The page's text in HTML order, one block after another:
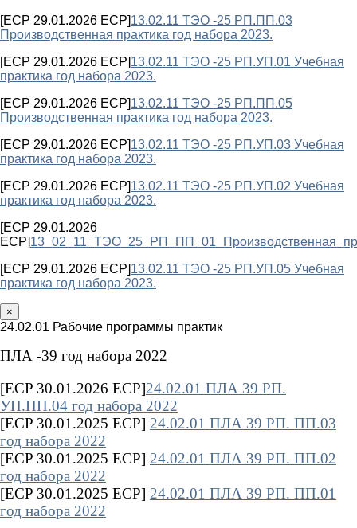
[ECP 29.01.2026 ECP]13.02.11 ТЭО -25 РП.ПП.03
Производственная практика год набора 2023.
[ECP 29.01.2026 ECP]13.02.11 ТЭО -25 РП.УП.01 Учебная
практика год набора 2023.
[ECP 29.01.2026 ECP]13.02.11 ТЭО -25 РП.ПП.05
Производственная практика год набора 2023.
[ECP 29.01.2026 ECP]13.02.11 ТЭО -25 РП.УП.03 Учебная
практика год набора 2023.
[ECP 29.01.2026 ECP]13.02.11 ТЭО -25 РП.УП.02 Учебная
практика год набора 2023.
[ECP 29.01.2026
ECP]
[ECP 29.01.2026 ECP]13.02.11 ТЭО -25 РП.УП.05 Учебная
практика год набора 2023.
×
24.02.01 Рабочие программы практик
ПЛА -39 год набора 2022
[ECP 30.01.2026 ECP]24.02.01 ПЛА 39 РП.
УП.ПП.04 год набора 2022
[ECP 30.01.2025 ECP] 24.02.01 ПЛА 39 РП. ПП.03
год набора 2022
[ECP 30.01.2025 ECP] 24.02.01 ПЛА 39 РП. ПП.02
год набора 2022
[ECP 30.01.2025 ECP] 24.02.01 ПЛА 39 РП. ПП.01
год набора 2022